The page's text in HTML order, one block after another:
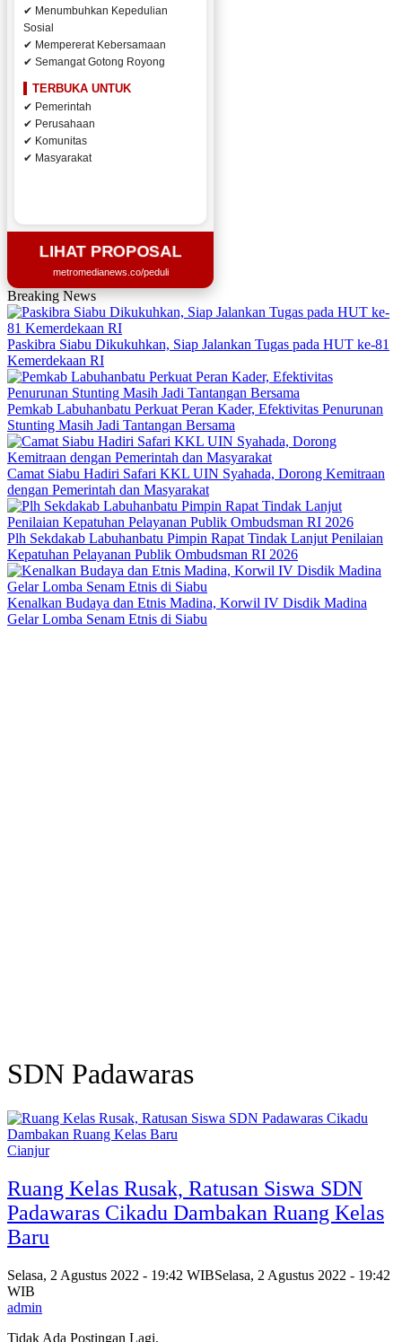
✔ Menumbuhkan Kepedulian
Sosial
✔ Mempererat Kebersamaan
✔ Semangat Gotong Royong
TERBUKA UNTUK
✔ Pemerintah
✔ Perusahaan
✔ Komunitas
✔ Masyarakat
LIHAT PROPOSAL
metromedianews.co/peduli
Breaking News
Paskibra Siabu Dikukuhkan, Siap Jalankan Tugas pada HUT ke-81
Kemerdekaan RI
Pemkab Labuhanbatu Perkuat Peran Kader, Efektivitas Penurunan
Stunting Masih Jadi Tantangan Bersama
Camat Siabu Hadiri Safari KKL UIN Syahada, Dorong Kemitraan
dengan Pemerintah dan Masyarakat
Plh Sekdakab Labuhanbatu Pimpin Rapat Tindak Lanjut Penilaian
Kepatuhan Pelayanan Publik Ombudsman RI 2026
Kenalkan Budaya dan Etnis Madina, Korwil IV Disdik Madina
Gelar Lomba Senam Etnis di Siabu
SDN Padawaras
Cianjur
Ruang Kelas Rusak, Ratusan Siswa SDN
Padawaras Cikadu Dambakan Ruang Kelas
Baru
Selasa, 2 Agustus 2022 - 19:42 WIBSelasa, 2 Agustus 2022 - 19:42
WIB
admin
Tidak Ada Postingan Lagi.